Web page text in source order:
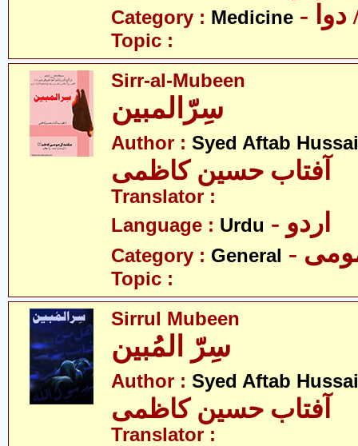
Category : Medicine
Topic :
Sirr-al-Mubeen
سِرّالمبین
Author : Syed Aftab
آفتاب حسین کاظمی
Translator :
Language : Urdu - اردو
Category : General
Topic :
Sirrul Mubeen
سِرّ المُبین
Author : Syed Aftab
آفتاب حسین کاظمی
Translator :